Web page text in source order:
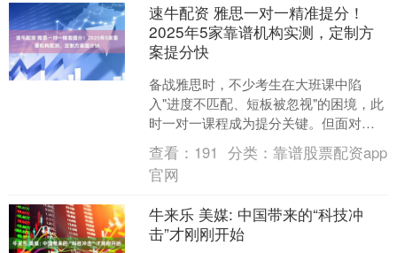
速牛配资 雅思一对一精准提分！
2025年5家靠谱机构实测，定制方
案提分快
备战雅思时，不少考生在大班课中陷
入"进度不匹配、短板被忽视"的困境，此
时一对一课程成为提分关键。但面对市
场上鱼龙混杂的机构，如何选出"精准对
症"的课程？我们结合....
查看： 191 分类：靠谱股票配资app
官网
牛来乐 美媒: 中国带来的“科技冲
击”才刚刚开始